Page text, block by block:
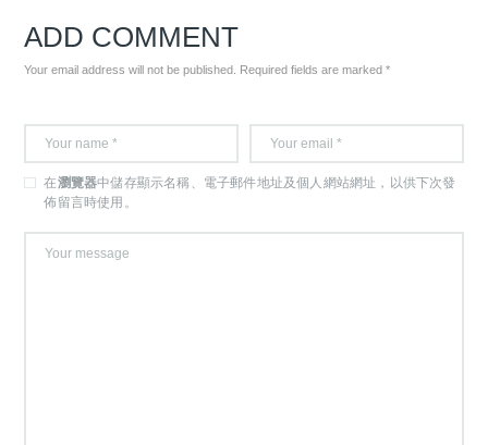
ADD COMMENT
Your email address will not be published. Required fields are marked *
在瀏覽器中儲存顯示名稱、電子郵件地址及個人網站網址，以供下次發
佈留言時使用。